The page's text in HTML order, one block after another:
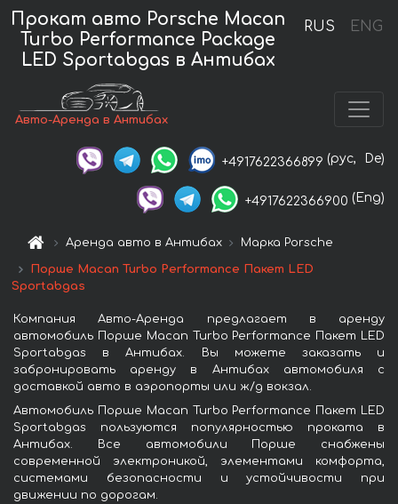
RUS ENG
Прокат авто Porsche Macan
Turbo Performance Package
LED Sportabgas в Антибах
Авто-Аренда в Антибах
+4917622366899 (рус, De)
+4917622366900 (Eng)
Аренда авто в Антибах Марка Porsche
Порше Macan Turbo Performance Пакет LED
Sportabgas
Компания Авто-Аренда предлагает в аренду
автомобиль Порше Macan Turbo Performance Пакет LED
Sportabgas в Антибах. Вы можете заказать и
забронировать аренду в Антибах автомобиля с
доставкой авто в аэропорты или ж/д вокзал.
Автомобиль Порше Macan Turbo Performance Пакет LED
Sportabgas пользуются популярностью проката в
Антибах. Все автомобили Порше снабжены
современной электроникой, элементами комфорта,
системами безопасности и устойчивости при
движении по дорогам.